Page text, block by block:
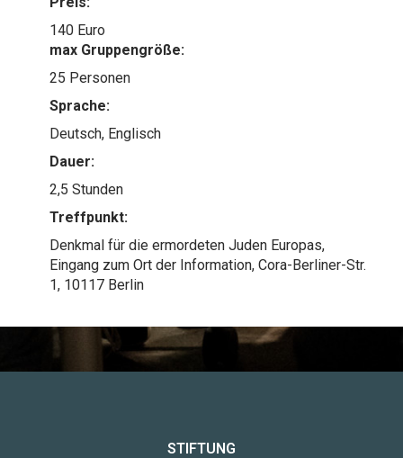
140 Euro
max Gruppengröße:
25 Personen
Sprache:
Deutsch, Englisch
Dauer:
2,5 Stunden
Treffpunkt:
Denkmal für die ermordeten Juden Europas,
Eingang zum Ort der Information, Cora-Berliner-Str.
1, 10117 Berlin
STIFTUNG